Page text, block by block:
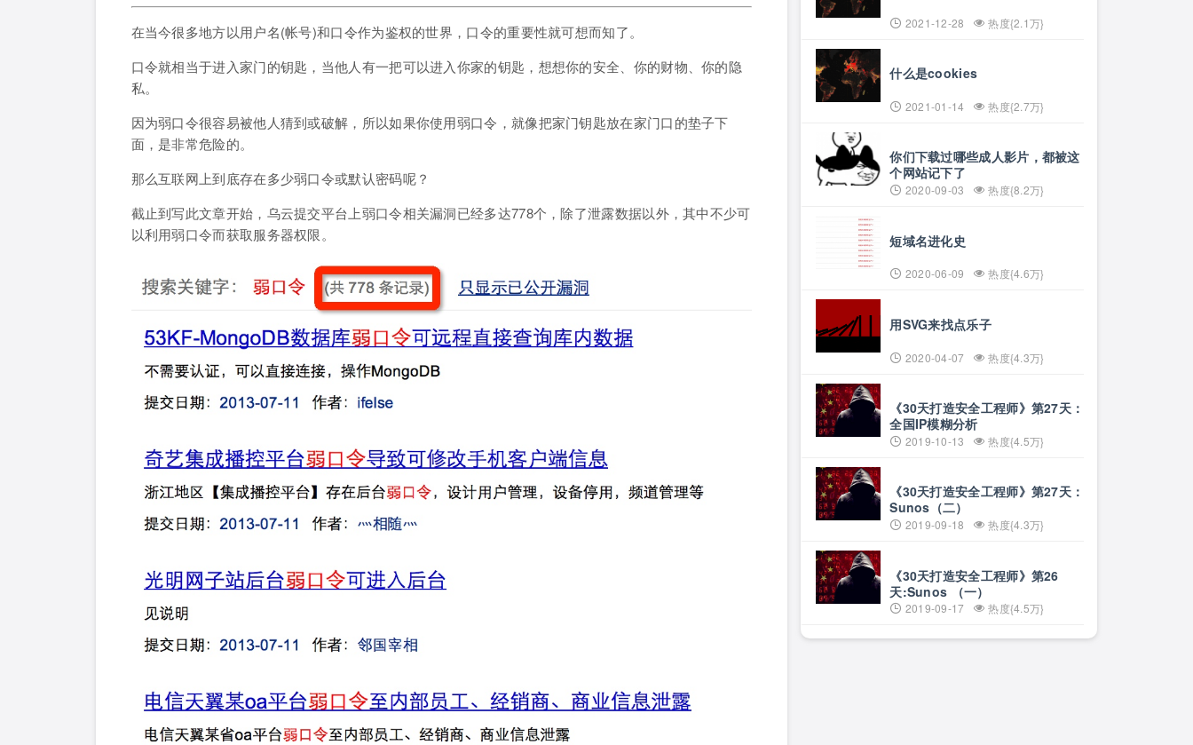
在当今很多地方以用户名(帐号)和口令作为鉴权的世界，口令的重要性就可想而知了。
口令就相当于进入家门的钥匙，当他人有一把可以进入你家的钥匙，想想你的安全、你的财物、你的隐
私。
因为弱口令很容易被他人猜到或破解，所以如果你使用弱口令，就像把家门钥匙放在家门口的垫子下
面，是非常危险的。
那么互联网上到底存在多少弱口令或默认密码呢？
截止到写此文章开始，乌云提交平台上弱口令相关漏洞已经多达778个，除了泄露数据以外，其中不少可
以利用弱口令而获取服务器权限。
2021-12-28 热度{2.1万}
什么是cookies
2021-01-14 热度{2.7万}
你们下载过哪些成人影片，都被这
个网站记下了
2020-09-03 热度{8.2万}
短域名进化史
2020-06-09 热度{4.6万}
用SVG来找点乐子
2020-04-07 热度{4.3万}
《30天打造安全工程师》第27天：
全国IP模糊分析
2019-10-13 热度{4.5万}
《30天打造安全工程师》第27天：
Sunos（二）
2019-09-18 热度{4.3万}
《30天打造安全工程师》第26
天:Sunos （一）
2019-09-17 热度{4.5万}